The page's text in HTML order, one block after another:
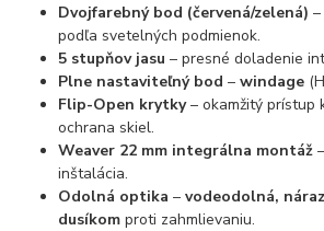
Dvojfarebný bod (červená/zelená)
podľa svetelných podmienok.
5 stupňov jasu – presné doladenie
Plne nastaviteľný bod –windage
Flip-Open krytky– okamžitý prístup
ochrana skiel.
Weaver 22 mm integrálna montáž
inštalácia.
Odolná optika –vodeodolná,
dusíkom proti zahmlievaniu.